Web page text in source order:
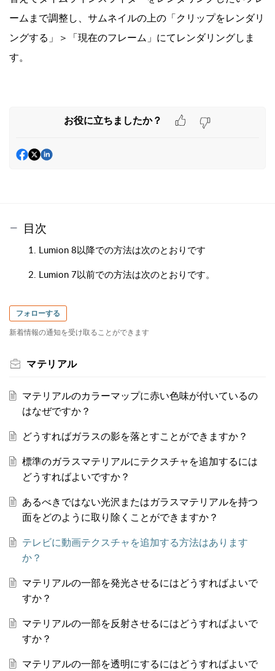
ームまで調整し、サムネイルの上の「クリップをレンダリ
ングする」＞「現在のフレーム」にてレンダリングしま
す。
お役に立ちましたか？
目次
1. Lumion 8以降での方法は次のとおりです
2. Lumion 7以前での方法は次のとおりです。
フォローする
新着情報の通知を受け取ることができます
マテリアル
マテリアルのカラーマップに赤い色味が付いているの
はなぜですか？
どうすればガラスの影を落とすことができますか？
標準のガラスマテリアルにテクスチャを追加するには
どうすればよいですか？
あるべきではない光沢またはガラスマテリアルを持つ
面をどのように取り除くことができますか？
テレビに動画テクスチャを追加する方法はあります
か？
マテリアルの一部を発光させるにはどうすればよいで
すか？
マテリアルの一部を反射させるにはどうすればよいで
すか？
マテリアルの一部を透明にするにはどうすればよいで